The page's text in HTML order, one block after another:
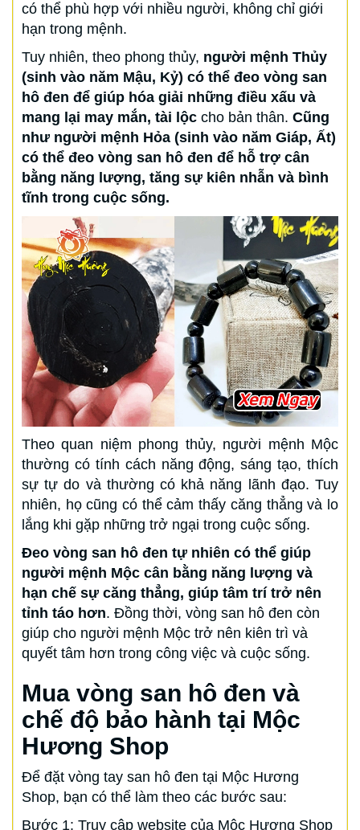
có thể phù hợp với nhiều người, không chỉ giới
hạn trong mệnh.
Tuy nhiên, theo phong thủy, người mệnh Thủy
(sinh vào năm Mậu, Kỷ) có thể đeo vòng san
hô đen để giúp hóa giải những điều xấu và
mang lại may mắn, tài lộc cho bản thân. Cũng
như người mệnh Hỏa (sinh vào năm Giáp, Ất)
có thể đeo vòng san hô đen để hỗ trợ cân
bằng năng lượng, tăng sự kiên nhẫn và bình
tĩnh trong cuộc sống.
Theo quan niệm phong thủy, người mệnh Mộc
thường có tính cách năng động, sáng tạo, thích
sự tự do và thường có khả năng lãnh đạo. Tuy
nhiên, họ cũng có thể cảm thấy căng thẳng và lo
lắng khi gặp những trở ngại trong cuộc sống.
Đeo vòng san hô đen tự nhiên có thể giúp
người mệnh Mộc cân bằng năng lượng và
hạn chế sự căng thẳng, giúp tâm trí trở nên
tỉnh táo hơn. Đồng thời, vòng san hô đen còn
giúp cho người mệnh Mộc trở nên kiên trì và
quyết tâm hơn trong công việc và cuộc sống.
Mua vòng san hô đen và
chế độ bảo hành tại Mộc
Hương Shop
Để đặt vòng tay san hô đen tại Mộc Hương
Shop, bạn có thể làm theo các bước sau:
Bước 1: Truy cập website của Mộc Hương Shop